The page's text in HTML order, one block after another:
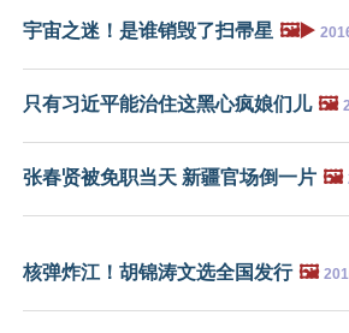
宇宙之迷！是谁销毁了扫帚星 🖼️▶️
只有习近平能治住这黑心疯娘们儿 🖼️
张春贤被免职当天 新疆官场倒一片 🖼️
核弹炸江！胡锦涛文选全国发行 🖼️